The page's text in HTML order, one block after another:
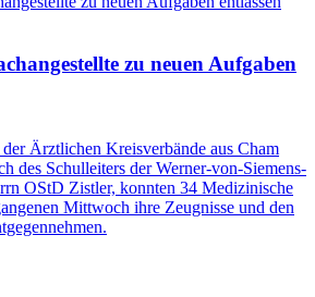
zu neuen Aufgaben
Ärztlichen Kreisverbände aus Cham
des Schulleiters der Werner-von-Siemens-
OStD Zistler, konnten 34 Medizinische
Mittwoch ihre Zeugnisse und den